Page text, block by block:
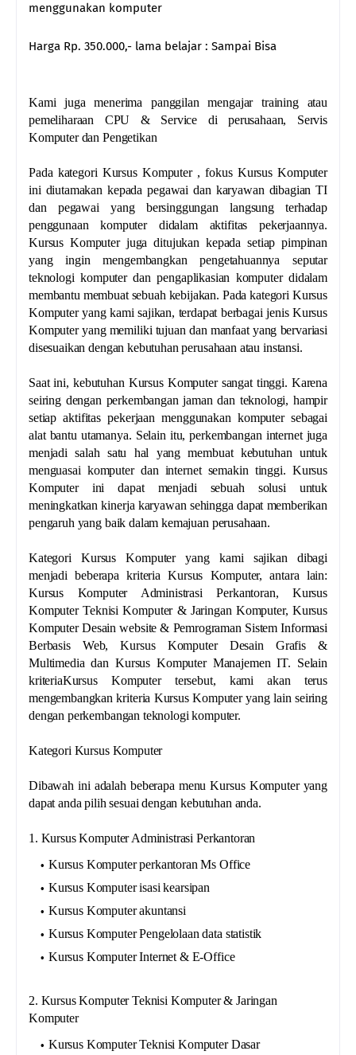
menggunakan komputer
Harga Rp. 350.000,- lama belajar : Sampai Bisa
Kami juga menerima panggilan mengajar training atau
pemeliharaan CPU & Service di perusahaan, Servis
Komputer dan Pengetikan
Pada kategori Kursus Komputer , fokus Kursus Komputer
ini diutamakan kepada pegawai dan karyawan dibagian TI
dan pegawai yang bersinggungan langsung terhadap
penggunaan komputer didalam aktifitas pekerjaannya.
Kursus Komputer juga ditujukan kepada setiap pimpinan
yang ingin mengembangkan pengetahuannya seputar
teknologi komputer dan pengaplikasian komputer didalam
membantu membuat sebuah kebijakan. Pada kategori Kursus
Komputer yang kami sajikan, terdapat berbagai jenis Kursus
Komputer yang memiliki tujuan dan manfaat yang bervariasi
disesuaikan dengan kebutuhan perusahaan atau instansi.
Saat ini, kebutuhan Kursus Komputer sangat tinggi. Karena
seiring dengan perkembangan jaman dan teknologi, hampir
setiap aktifitas pekerjaan menggunakan komputer sebagai
alat bantu utamanya. Selain itu, perkembangan internet juga
menjadi salah satu hal yang membuat kebutuhan untuk
menguasai komputer dan internet semakin tinggi. Kursus
Komputer ini dapat menjadi sebuah solusi untuk
meningkatkan kinerja karyawan sehingga dapat memberikan
pengaruh yang baik dalam kemajuan perusahaan.
Kategori Kursus Komputer yang kami sajikan dibagi
menjadi beberapa kriteria Kursus Komputer, antara lain:
Kursus Komputer Administrasi Perkantoran, Kursus
Komputer Teknisi Komputer & Jaringan Komputer, Kursus
Komputer Desain website & Pemrograman Sistem Informasi
Berbasis Web, Kursus Komputer Desain Grafis &
Multimedia dan Kursus Komputer Manajemen IT. Selain
kriteriaKursus Komputer tersebut, kami akan terus
mengembangkan kriteria Kursus Komputer yang lain seiring
dengan perkembangan teknologi komputer.
Kategori Kursus Komputer
Dibawah ini adalah beberapa menu Kursus Komputer yang
dapat anda pilih sesuai dengan kebutuhan anda.
1. Kursus Komputer Administrasi Perkantoran
Kursus Komputer perkantoran Ms Office
Kursus Komputer isasi kearsipan
Kursus Komputer akuntansi
Kursus Komputer Pengelolaan data statistik
Kursus Komputer Internet & E-Office
2. Kursus Komputer Teknisi Komputer & Jaringan
Komputer
Kursus Komputer Teknisi Komputer Dasar